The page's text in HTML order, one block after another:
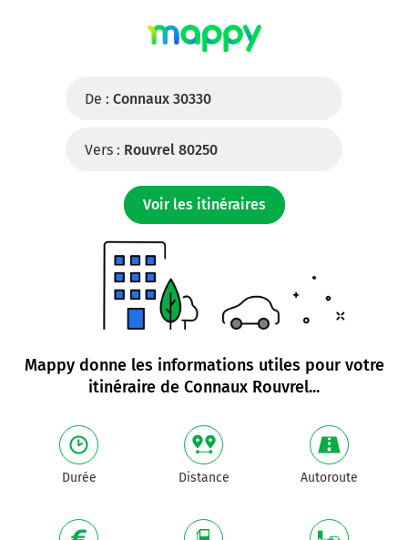
De : Connaux 30330
Vers : Rouvrel 80250
Voir les itinéraires
Mappy donne les informations utiles pour votre
itinéraire de Connaux Rouvrel...
Durée Distance Autoroute